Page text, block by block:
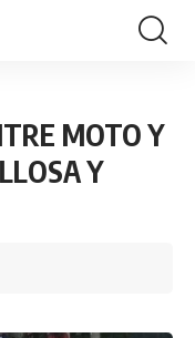
MOTO Y
Y